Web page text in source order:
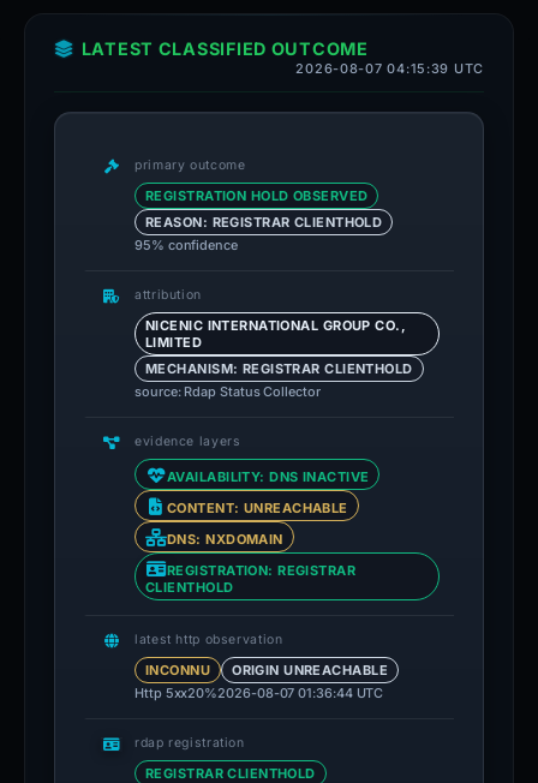
LATEST CLASSIFIED OUTCOME
2026-08-07 04:15:39 UTC
primary outcome
REGISTRATION HOLD OBSERVED
REASON: REGISTRAR CLIENTHOLD
95% confidence
attribution
NICENIC INTERNATIONAL GROUP CO.,
LIMITED
MECHANISM: REGISTRAR CLIENTHOLD
source: Rdap Status Collector
evidence layers
AVAILABILITY: DNS INACTIVE
CONTENT: UNREACHABLE
DNS: NXDOMAIN
REGISTRATION: REGISTRAR
CLIENTHOLD
latest http observation
INCONNU
ORIGIN UNREACHABLE
Http 5xx20%2026-08-07 01:36:44 UTC
rdap registration
REGISTRAR CLIENTHOLD